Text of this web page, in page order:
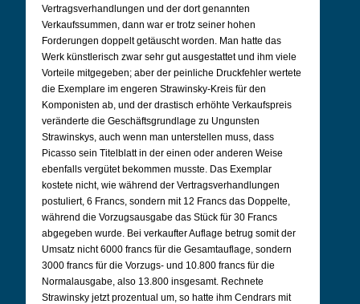
Vertragsverhandlungen und der dort genannten
Verkaufssummen, dann war er trotz seiner hohen
Forderungen doppelt getäuscht worden. Man hatte das
Werk künstlerisch zwar sehr gut ausgestattet und ihm viele
Vorteile mitgegeben; aber der peinliche Druckfehler wertete
die Exemplare im engeren Strawinsky-Kreis für den
Komponisten ab, und der drastisch erhöhte Verkaufspreis
veränderte die Geschäftsgrundlage zu Ungunsten
Strawinskys, auch wenn man unterstellen muss, dass
Picasso sein Titelblatt in der einen oder anderen Weise
ebenfalls vergütet bekommen musste. Das Exemplar
kostete nicht, wie während der Vertragsverhandlungen
postuliert, 6 Francs, sondern mit 12 Francs das Doppelte,
während die Vorzugsausgabe das Stück für 30 Francs
abgegeben wurde. Bei verkaufter Auflage betrug somit der
Umsatz nicht 6000 francs für die Gesamtauflage, sondern
3000 francs für die Vorzugs- und 10.800 francs für die
Normalausgabe, also 13.800 insgesamt. Rechnete
Strawinsky jetzt prozentual um, so hatte ihm Cendrars mit